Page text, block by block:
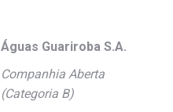
Águas Guariroba S.A.
Companhia Aberta
(Categoria B)